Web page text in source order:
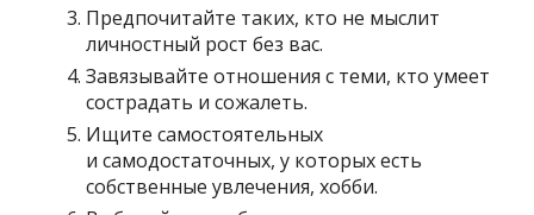
Предпочитайте таких, кто не мыслит
личностный рост без вас.
Завязывайте отношения с теми, кто умеет
сострадать и сожалеть.
Ищите самостоятельных
и самодостаточных, у которых есть
собственные увлечения, хобби.